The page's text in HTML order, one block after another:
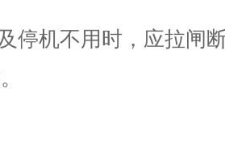
停机不用时，应拉闸